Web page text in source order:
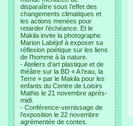
disparaître sous l’effet des
changements climatiques et
les actions menées pour
retarder l’échéance. Et le
Makila invite la photographe
Marion Labéjof à exposer sa
réflexion poétique sur les liens
de l’homme à la nature.
- Ateliers d’art plastique et de
théâtre sur la BD « A l’eau, la
Terre » par le Makila pour les
enfants du Centre de Loisirs
Mathis le 21 novembre après-
midi.
- Conférence-vernissage de
l’exposition le 22 novembre
agrémentée de contes.